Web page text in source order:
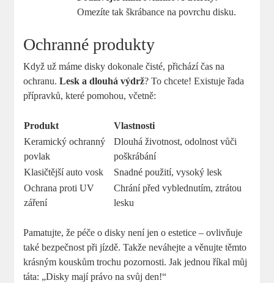
Omezíte tak škrábance na povrchu disku.
Ochranné produkty
Když už máme disky dokonale čisté, přichází čas na
ochranu.Lesk a dlouhá výdrž? To chcete! Existuje řada
přípravků, které pomohou, včetně:
Produkt
Vlastnosti
Keramický ochranný
povlak
Dlouhá životnost, odolnost vůči
poškrábání
Klasičtější auto vosk
Snadné použití, vysoký lesk
Ochrana proti UV
záření
Chrání před vyblednutím, ztrátou
lesku
Pamatujte, že péče o disky není jen o estetice – ovlivňuje
také bezpečnost při jízdě. Takže neváhejte a věnujte těmto
krásným kouskům trochu pozornosti. Jak jednou říkal můj
táta: „Disky mají právo na svůj den!“